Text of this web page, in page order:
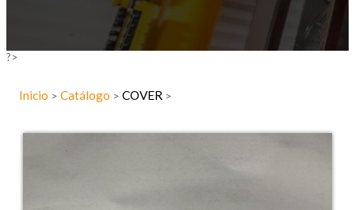
?>
Inicio > Catálogo > COVER >